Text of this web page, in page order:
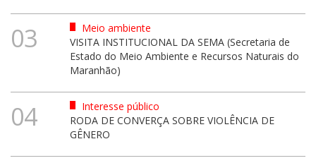
03
Meio ambiente
VISITA INSTITUCIONAL DA SEMA (Secretaria de
Estado do Meio Ambiente e Recursos Naturais do
Maranhão)
04
Interesse público
RODA DE CONVERÇA SOBRE VIOLÊNCIA DE
GÊNERO